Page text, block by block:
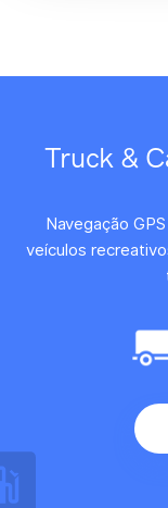
Truck &
Navegação
veículos